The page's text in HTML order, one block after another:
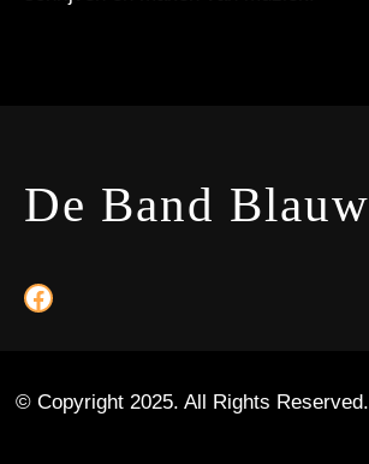
De Band Blauw
https://www.facebook.com/Band.Blauw
© Copyright 2025. All Rights Reserved.